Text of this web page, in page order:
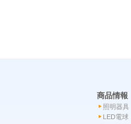
商品情報
照明器具
LED電球